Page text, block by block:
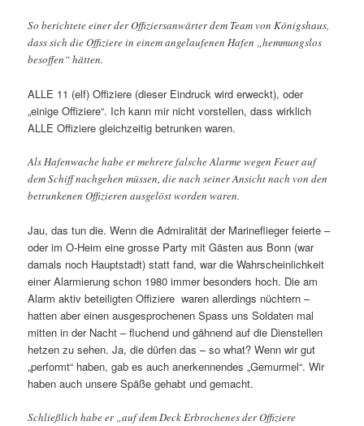
So berichtete einer der Offiziersanwärter dem Team von Königshaus,
dass sich die Offiziere in einem angelaufenen Hafen „hemmungslos
besoffen“ hätten.
ALLE 11 (elf) Offiziere (dieser Eindruck wird erweckt), oder
„einige Offiziere“. Ich kann mir nicht vorstellen, dass wirklich
ALLE Offiziere gleichzeitig betrunken waren.
Als Hafenwache habe er mehrere falsche Alarme wegen Feuer auf
dem Schiff nachgehen müssen, die nach seiner Ansicht nach von den
betrunkenen Offizieren ausgelöst worden waren.
Jau, das tun die. Wenn die Admiralität der Marineflieger feierte –
oder im O-Heim eine grosse Party mit Gästen aus Bonn (war
damals noch Hauptstadt) statt fand, war die Wahrscheinlichkeit
einer Alarmierung schon 1980 immer besonders hoch. Die am
Alarm aktiv beteiligten Offiziere waren allerdings nüchtern –
hatten aber einen ausgesprochenen Spass uns Soldaten mal
mitten in der Nacht – fluchend und gähnend auf die Dienstellen
hetzen zu sehen. Ja, die dürfen das – so what? Wenn wir gut
„performt“ haben, gab es auch anerkennendes „Gemurmel“. Wir
haben auch unsere Späße gehabt und gemacht.
Schließlich habe er „auf dem Deck Erbrochenes der Offiziere